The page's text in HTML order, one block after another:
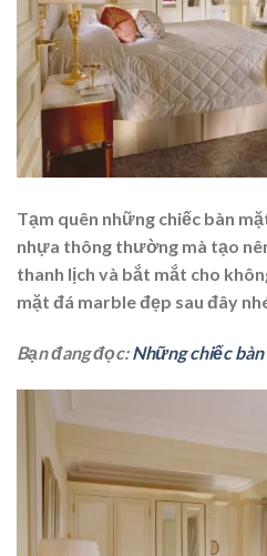
Tạm quên những chiếc bàn
nhựa thông thường mà tạo
thanh lịch và bắt mắt cho
mặt đá marble đẹp sau đây
Bạn đang đọc:Những chiếc